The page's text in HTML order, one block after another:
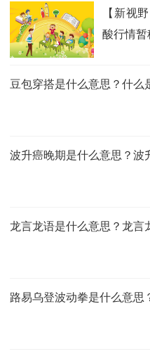
【新视
酸行情暂
豆包穿搭是什么意思？什么
波升癌晚期是什么意思？波
龙言龙语是什么意思？龙言
路易乌登波动拳是什么意思